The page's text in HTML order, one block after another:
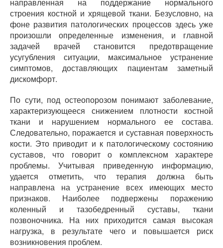
строения костной и хрящевой ткани. Безусловно, на
фоне развития патологических процессов здесь уже
произошли определенные изменения, и главной
задачей врачей становится предотвращение
усугубления ситуации, максимальное устранение
симптомов, доставляющих пациентам заметный
дискомфорт.
По сути, под остеопорозом понимают заболевание,
характеризующееся снижением плотности костной
ткани и нарушением нормального ее состава.
Следовательно, поражается и суставная поверхность
кости. Это приводит и к патологическому состоянию
суставов, что говорит о комплексном характере
проблемы. Учитывая приведенную информацию,
удается отметить, что терапия должна быть
направлена на устранение всех имеющих место
признаков. Наиболее подвержены поражению
коленный и тазобедренный суставы, ткани
позвоночника. На них приходится самая высокая
нагрузка, в результате чего и повышается риск
возникновения проблем.